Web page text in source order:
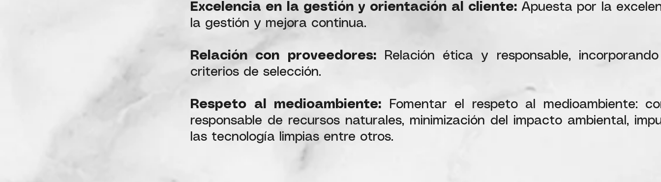
Excelencia en la gestión y orientación al cliente:Apuesta por la
la gestión y mejora continua.
Relación con proveedores:Relación ética y responsable,
criterios de selección.
Respeto al medioambiente:
Fomentar el respeto al medioambiente:
responsable de recursos naturales, minimización del impacto ambiental,
las tecnología limpias entre otros.